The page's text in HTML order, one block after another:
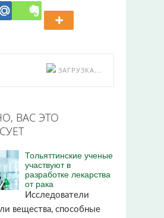
ЗАГРУЗКА...
ВАС ЭТО
Тольяттинские ученые
участвуют в
разработке лекарства
от рака
Исследователи
вещества, способные